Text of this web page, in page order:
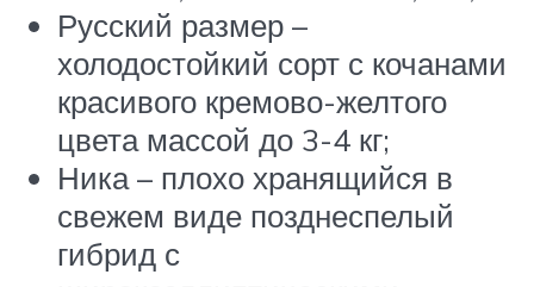
Русский размер –
холодостойкий сорт с кочанами
красивого кремово-желтого
цвета массой до 3-4 кг;
Ника – плохо хранящийся в
свежем виде позднеспелый
гибрид с